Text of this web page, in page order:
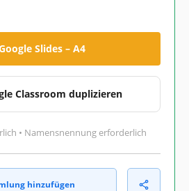
Slides – A4
Classroom duplizieren
• Namensnennung erforderlich
hinzufügen